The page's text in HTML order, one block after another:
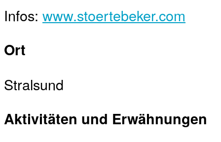
Infos: www.stoertebeker.com
Ort
Stralsund
Aktivitäten und Erwähnungen